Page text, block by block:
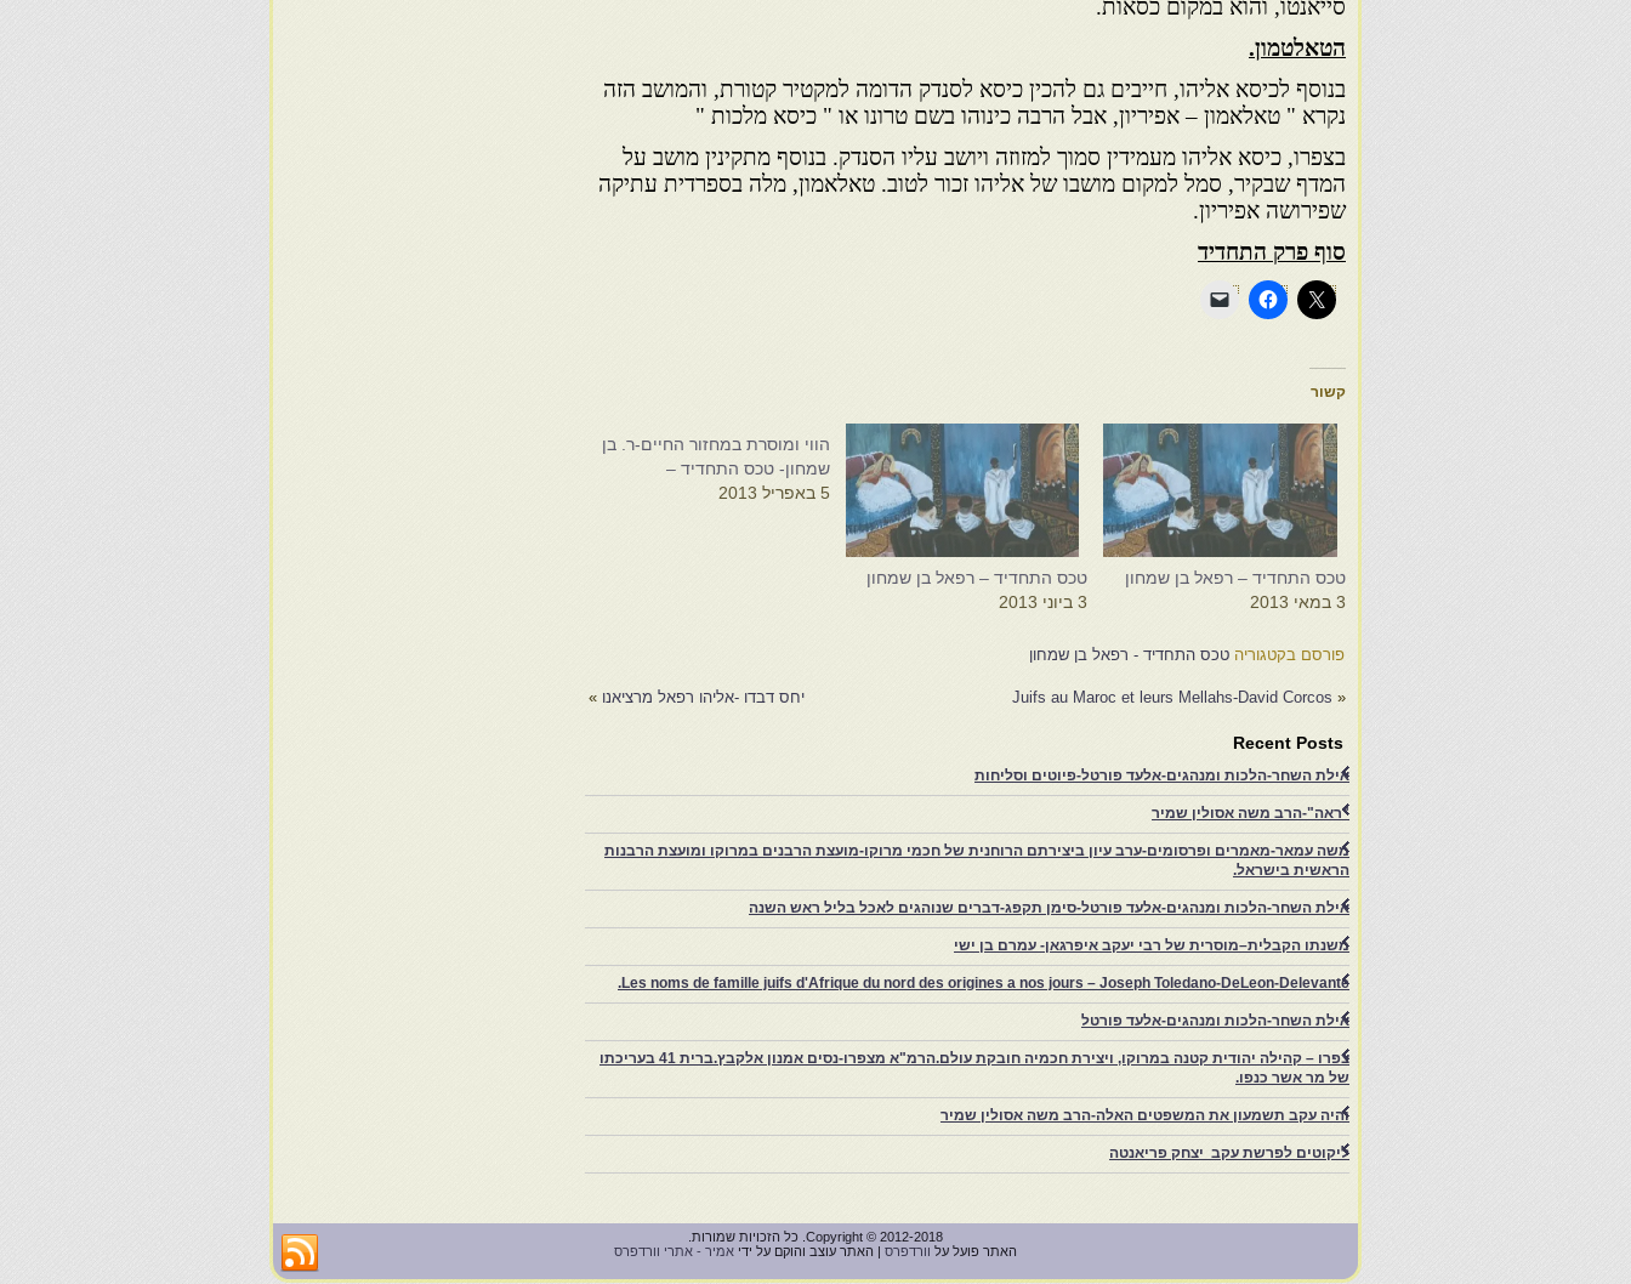
סייאנטו, והוא במקום כסאות.
הטאלטמון.
בנוסף לכיסא אליהו, חייבים גם להכין כיסא לסנדק הדומה למקטיר קטורת, והמושב הזה
נקרא " טאלאמון – אפיריון, אבל הרבה כינוהו בשם טרונו או " כיסא מלכות "
בצפרו, כיסא אליהו מעמידין סמוך למזוזה ויושב עליו הסנדק. בנוסף מתקינין מושב על
המדף שבקיר, סמל למקום מושבו של אליהו זכור לטוב. טאלאמון, מלה בספרדית עתיקה
שפירושה אפיריון.
סוף פרק התחדיד
קשור
טכס התחדיד – רפאל בן שמחון
3 במאי 2013
טכס התחדיד – רפאל בן שמחון
3 ביוני 2013
הווי ומוסרת במחזור החיים-ר. בן
שמחון- טכס התחדיד –
5 באפריל 2013
פורסם בקטגוריה טכס התחדיד - רפאל בן שמחון
«
Juifs au Maroc et leurs Mellahs-David Corcos יחס דבדו -אליהו רפאל מרציאנו »
Recent Posts
אילת השחר-הלכות ומנהגים-אלעד פורטל-פיוטים וסליחות
"ראה"-הרב משה אסולין שמיר
משה עמאר-מאמרים ופרסומים-ערב עיון ביצירתם הרוחנית של חכמי מרוקו-מועצת הרבנים במרוקו ומועצת הרבנות
הראשית בישראל.
אילת השחר-הלכות ומנהגים-אלעד פורטל-סימן תקפג-דברים שנוהגים לאכל בליל ראש השנה
משנתו הקבלית–מוסרית של רבי יעקב איפרגאן- עמרם בן ישי
Les noms de famille juifs d'Afrique du nord des origines a nos jours – Joseph Toledano-DeLeon-Delevante.
אילת השחר-הלכות ומנהגים-אלעד פורטל
צפרו – קהילה יהודית קטנה במרוקו, ויצירת חכמיה חובקת עולם.הרמ"א מצפרו-נסים אמנון אלקבץ.ברית 41 בעריכתו
של מר אשר כנפו.
והיה עקב תשמעון את המשפטים האלה-הרב משה אסולין שמיר
ליקוטים לפרשת עקב יצחק פריאנטה
Copyright © 2012-2018. כל הזכויות שמורות.
האתר פועל על וורדפרס | האתר עוצב והוקם על ידי אמיר - אתרי וורדפרס